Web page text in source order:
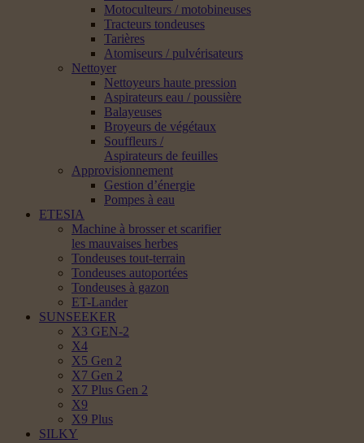
Motoculteurs / motobineuses
Tracteurs tondeuses
Tarières
Atomiseurs / pulvérisateurs
Nettoyer
Nettoyeurs haute pression
Aspirateurs eau / poussière
Balayeuses
Broyeurs de végétaux
Souffleurs /
Aspirateurs de feuilles
Approvisionnement
Gestion d’énergie
Pompes à eau
ETESIA
Machine à brosser et scarifier
les mauvaises herbes
Tondeuses tout-terrain
Tondeuses autoportées
Tondeuses à gazon
ET-Lander
SUNSEEKER
X3 GEN-2
X4
X5 Gen 2
X7 Gen 2
X7 Plus Gen 2
X9
X9 Plus
SILKY